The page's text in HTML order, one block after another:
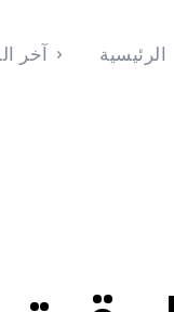
الرئيسية آخر